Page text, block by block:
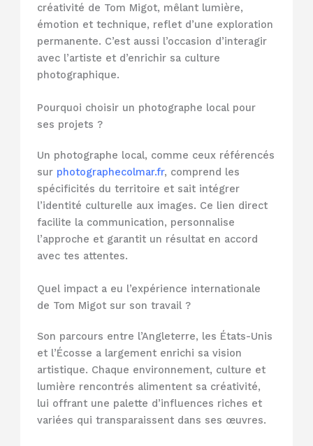
créativité de Tom Migot, mêlant lumière,
émotion et technique, reflet d’une exploration
permanente. C’est aussi l’occasion d’interagir
avec l’artiste et d’enrichir sa culture
photographique.
Pourquoi choisir un photographe local pour
ses projets ?
Un photographe local, comme ceux référencés
sur photographecolmar.fr, comprend les
spécificités du territoire et sait intégrer
l’identité culturelle aux images. Ce lien direct
facilite la communication, personnalise
l’approche et garantit un résultat en accord
avec tes attentes.
Quel impact a eu l’expérience internationale
de Tom Migot sur son travail ?
Son parcours entre l’Angleterre, les États-Unis
et l’Écosse a largement enrichi sa vision
artistique. Chaque environnement, culture et
lumière rencontrés alimentent sa créativité,
lui offrant une palette d’influences riches et
variées qui transparaissent dans ses œuvres.